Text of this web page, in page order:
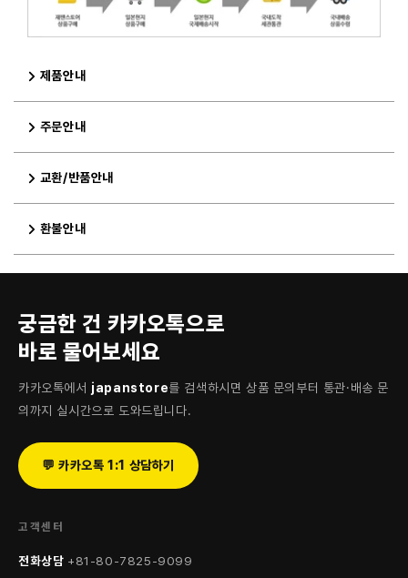
제품안내
주문안내
교환/반품안내
환불안내
궁금한 건 카카오톡으로
바로 물어보세요
카카오톡에서 japanstore를 검색하시면 상품 문의부터 통관·배송 문
의까지 실시간으로 도와드립니다.
💬 카카오톡 1:1 상담하기
고객센터
전화상담 +81-80-7825-9099